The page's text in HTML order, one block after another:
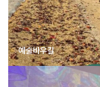
예술바우길